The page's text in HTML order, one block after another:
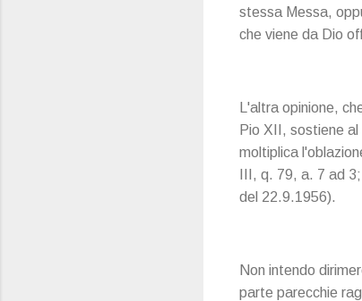
stessa Messa,
che viene da Dio
L'altra opinione,
Pio XII, sostiene
moltiplica
III, q. 79, a. 7 ad
del 22.9.1956).
Non intendo
parte parecchie